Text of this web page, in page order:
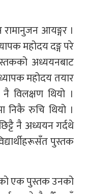
रामानुजन आयङ्गर ।
महोदय दङ्ग परे
अध्ययनबाट
महोदय तयार
विलक्षण थियो ।
निकै रुचि थियो ।
नै अध्ययन गर्दथे
पुस्तक
एक पुस्तक उनको